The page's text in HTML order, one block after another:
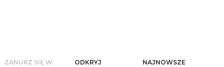
ZANURZ SIĘ W
ODKRYJ
NAJNOWSZE